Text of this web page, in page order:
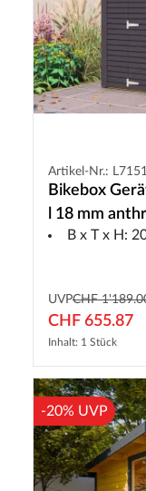
Artikel-Nr.:
Bikebox
l 18 mm
B x T x H:
UVPCHF
CHF 655.87
Inhalt: 1 Stück
-20% UVP